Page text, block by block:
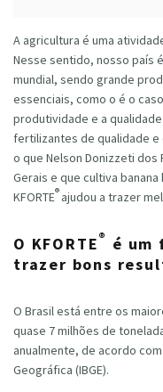
A agricultura é uma
Nesse sentido, nosso país
mundial, sendo grande
essenciais, como o é o
produtividade e a
fertilizantes de qualidade e
o que Nelson Donizzeti
Gerais e que cultiva
KFORTE® ajudou a trazer
O KFORTE® é um
trazer bons
O Brasil está entre os
quase 7 milhões de
anualmente, de acordo
Geográfica (IBGE).